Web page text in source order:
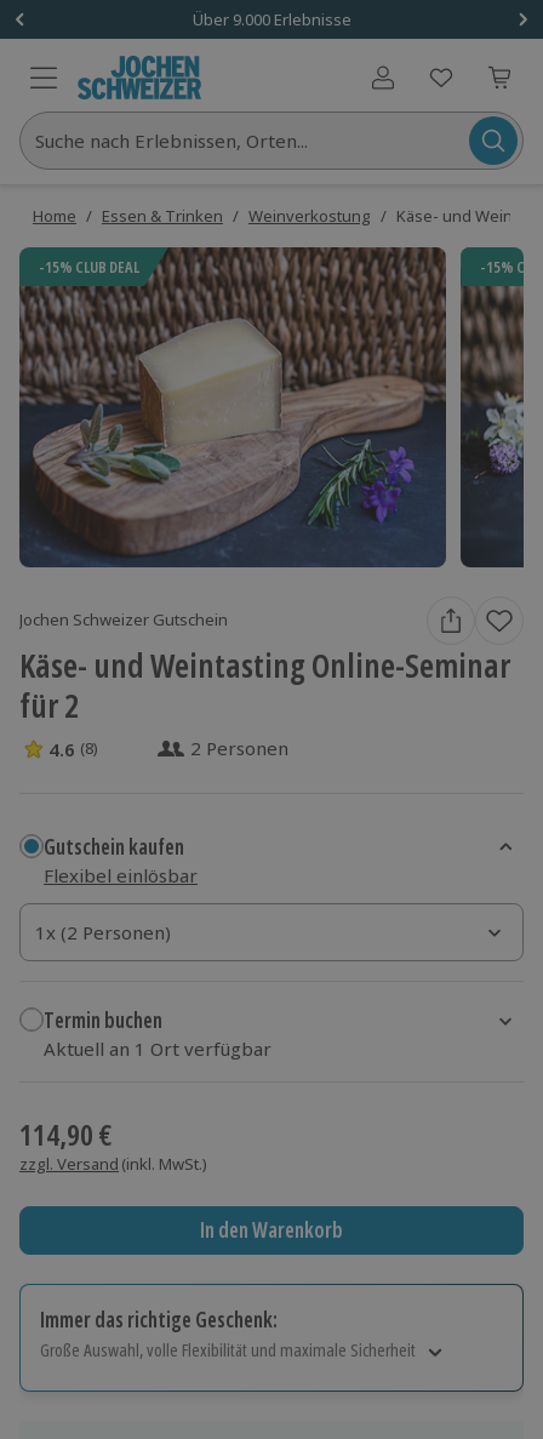
Über 9.000 Erlebnisse
Benutzerkonto
Suche nach Erlebnissen, Orten...
Home / Essen & Trinken / Weinverkostung / Käse- und
-15% CLUB DEAL -15%
Jochen Schweizer Gutschein
Käse- und Weintasting Online-Seminar
für 2
4.6 Sterne von 5 aus 8 Bewertungen
4.6 (8) 2 Personen
Gutschein kaufen
Flexibel einlösbar
1x (2 Personen)
1x (2 Personen)
1x (2 Personen)
Termin buchen
Aktuell an 1 Ort verfügbar
114,90 €
zzgl. Versand (inkl. MwSt.)
In den Warenkorb
Immer das richtige Geschenk:
Große Auswahl, volle Flexibilität und maximale Sicherheit